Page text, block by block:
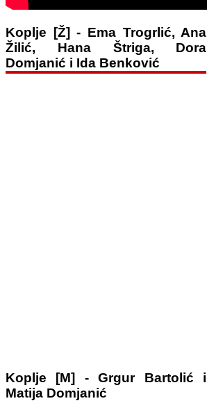
Koplje [Ž] - Ema Trogrlić, Ana
Žilić, Hana Štriga, Dora
Domjanić i Ida Benković
Koplje [M] - Grgur Bartolić i
Matija Domjanić